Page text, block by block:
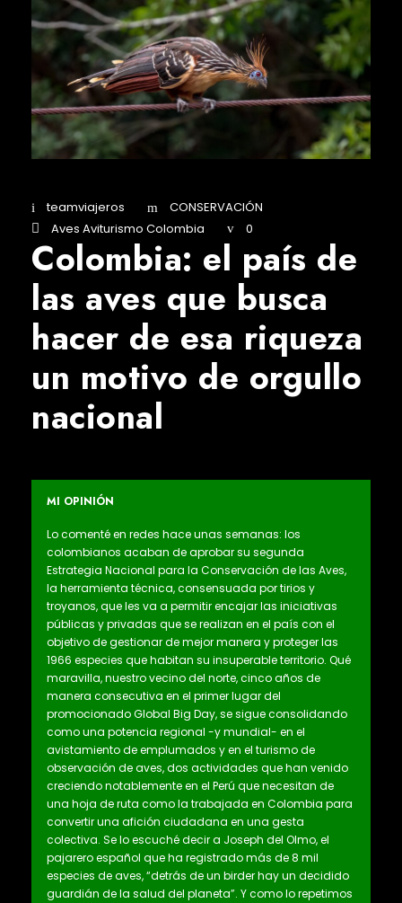
teamviajeros
CONSERVACIÓN
Aves Aviturismo Colombia
0
Colombia: el país de
las aves que busca
hacer de esa riqueza
un motivo de orgullo
nacional
MI OPINIÓN
Lo comenté en redes hace unas semanas: los
colombianos acaban de aprobar su segunda
Estrategia Nacional para la Conservación de las Aves,
la herramienta técnica, consensuada por tirios y
troyanos, que les va a permitir encajar las iniciativas
públicas y privadas que se realizan en el país con el
objetivo de gestionar de mejor manera y proteger las
1966 especies que habitan su insuperable territorio. Qué
maravilla, nuestro vecino del norte, cinco años de
manera consecutiva en el primer lugar del
promocionado Global Big Day, se sigue consolidando
como una potencia regional -y mundial- en el
avistamiento de emplumados y en el turismo de
observación de aves, dos actividades que han venido
creciendo notablemente en el Perú que necesitan de
una hoja de ruta como la trabajada en Colombia para
convertir una afición ciudadana en una gesta
colectiva. Se lo escuché decir a Joseph del Olmo, el
pajarero español que ha registrado más de 8 mil
especies de aves, “detrás de un birder hay un decidido
guardián de la salud del planeta”. Y como lo repetimos